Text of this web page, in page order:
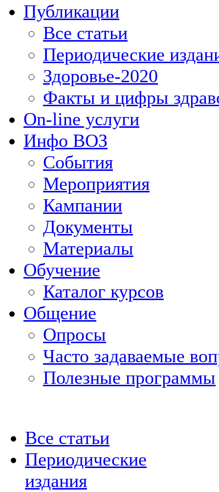
Публикации
Все статьи
Периодические
Здоровье-2020
Факты и цифры
On-line услуги
Инфо ВОЗ
События
Мероприятия
Кампании
Документы
Материалы
Обучение
Каталог курсов
Общение
Опросы
Часто задаваемые
Полезные программы
Все статьи
Периодические
издания